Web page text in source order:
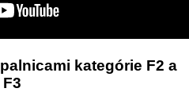
kategórie F2 a
F3